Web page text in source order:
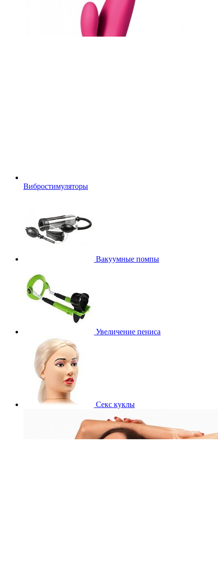
Вибростимуляторы
Вакуумные помпы
Увеличение пениса
Секс куклы